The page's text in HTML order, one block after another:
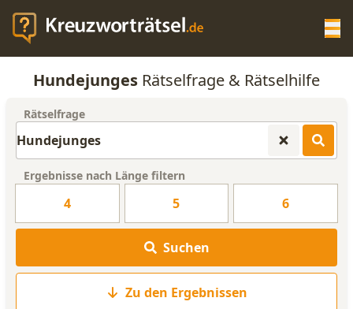
KREUZWORTRÄTSEL-HILFE
WORTLISTE
Hundejunges Rätselfrage & Rätselhilfe
Rätselfrage
Ergebnisse nach Länge filtern
4 5 6
Suchen
Zu den Ergebnissen